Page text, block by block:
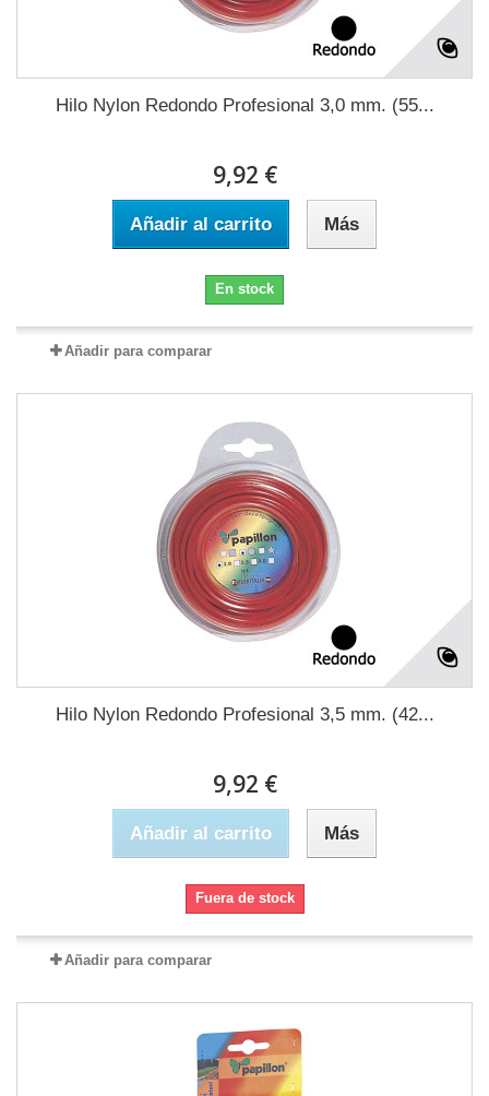
Hilo Nylon Redondo Profesional 3,0 mm. (55...
9,92 €
Añadir al carrito Más
En stock
Añadir para comparar
Hilo Nylon Redondo Profesional 3,5 mm. (42...
9,92 €
Añadir al carrito Más
Fuera de stock
Añadir para comparar